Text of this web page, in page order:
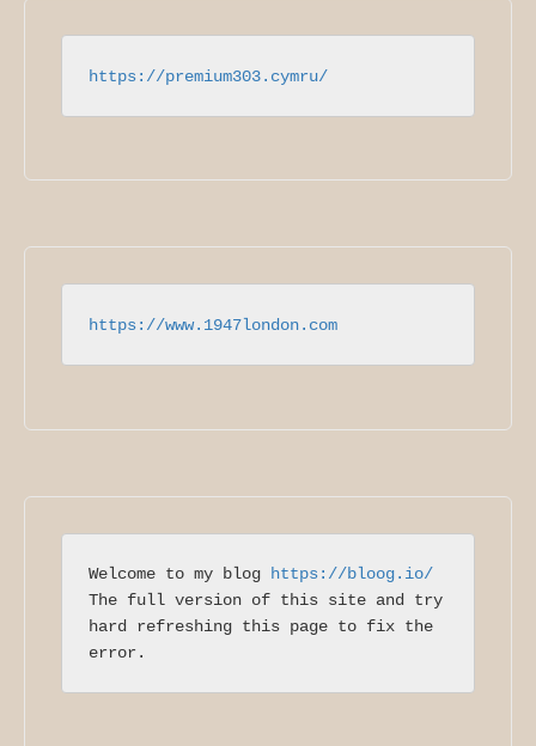
https://premium303.cymru/
https://www.1947london.com
Welcome to my blog
https://bloog.io/
The full version of this site and try
hard refreshing this page to fix the
error.